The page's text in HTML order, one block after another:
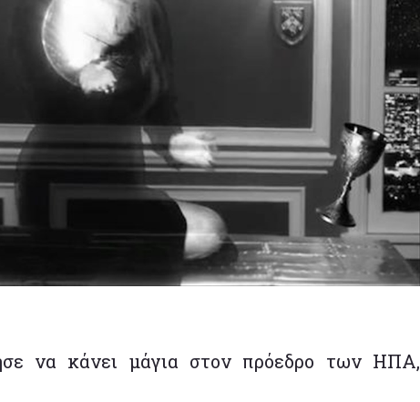
να κάνει μάγια στον πρόεδρο των ΗΠΑ,